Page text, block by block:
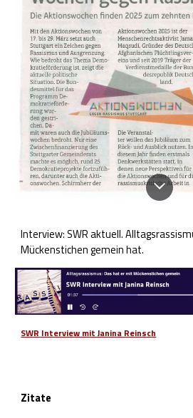
Interview: SWR aktuell.
Mückenstichen gemein hat.
SWR Interview mit Janina Reinsch
Zitate